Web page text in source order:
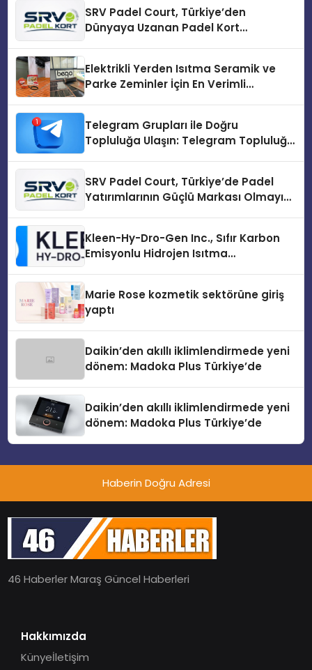
SRV Padel Court, Türkiye’den
Dünyaya Uzanan Padel Kort
Elektrikli Yerden Isıtma Seramik ve
Parke Zeminler İçin En Verimli
Telegram Grupları ile Doğru
Topluluğa Ulaşın: Telegram Topluluğu
SRV Padel Court, Türkiye’de Padel
Yatırımlarının Güçlü Markası Olmayı
Kleen-Hy-Dro-Gen Inc., Sıfır Karbon
Emisyonlu Hidrojen Isıtma
Marie Rose kozmetik sektörüne giriş
yaptı
Daikin’den akıllı iklimlendirmede yeni
dönem: Madoka Plus Türkiye’de
Daikin’den akıllı iklimlendirmede yeni
dönem: Madoka Plus Türkiye’de
Haberin Doğru Adresi
46 Haberler Maraş Güncel Haberleri
Hakkımızda
Künyeİletişim